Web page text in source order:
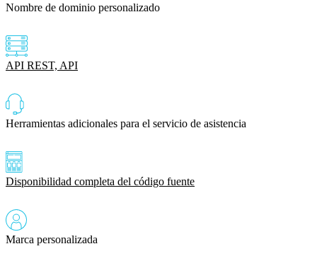
Nombre de dominio personalizado
API REST, API
Herramientas adicionales para el servicio de asistencia
Disponibilidad completa del código fuente
Marca personalizada